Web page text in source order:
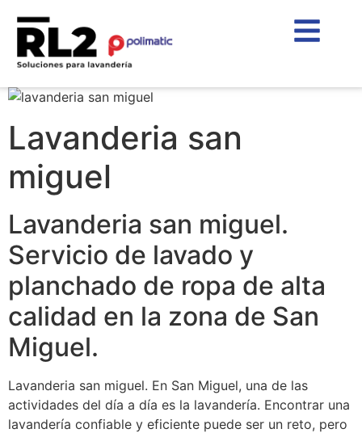
Lavanderia san
miguel
Lavanderia san miguel.
Servicio de lavado y
planchado de ropa de alta
calidad en la zona de San
Miguel.
Lavanderia san miguel. En San Miguel, una de las
actividades del día a día es la lavandería. Encontrar una
lavandería confiable y eficiente puede ser un reto, pero